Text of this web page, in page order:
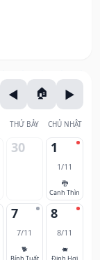
THỨ BẢY CHỦ NHẬT
30 1
1/11
🐉
Canh Thìn
7
7/11
🐕
8
8/11
🐖